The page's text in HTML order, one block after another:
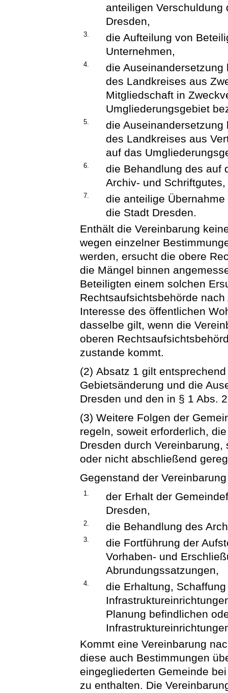
anteiligen
Dresden,
3.
die Aufteilung von
Unternehmen,
4.
die
des Landkreises aus
Mitgliedschaft in
Umgliederungsgebiet
5.
die
des Landkreises aus
auf das
6.
die Behandlung des auf
Archiv- und Schriftgutes,
7.
die anteilige
die Stadt Dresden.
Enthält die Vereinbarung
wegen einzelner
werden, ersucht die obere
die Mängel binnen
Beteiligten einem solchen
Rechtsaufsichtsbehörde
Interesse des öffentlichen
dasselbe gilt, wenn die
oberen
zustande kommt.
(2) Absatz 1 gilt
Gebietsänderung und die
Dresden und den in § 1 Abs.
(3) Weitere Folgen der
regeln, soweit erforderlich,
Dresden durch
oder nicht abschließend
Gegenstand der
1.
der Erhalt der
Dresden,
2. die Behandlung des
3.
die Fortführung der
Vorhaben- und
Abrundungssatzungen,
4.
die Erhaltung,
Planung befindlichen
Kommt eine Vereinbarung
diese auch Bestimmungen
eingegliederten Gemeinde
zu enthalten. Die